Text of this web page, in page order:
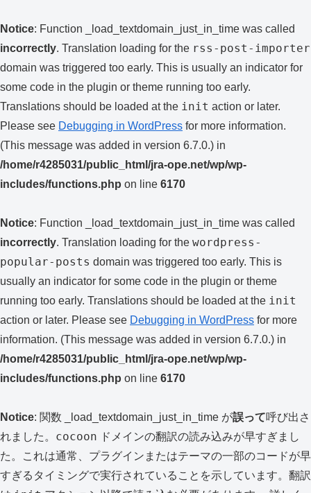
Notice: Function _load_textdomain_just_in_time was called
incorrectly. Translation loading for the rss-post-importer
domain was triggered too early. This is usually an indicator for
some code in the plugin or theme running too early.
Translations should be loaded at the init action or later.
Please see Debugging in WordPress for more information.
(This message was added in version 6.7.0.) in
/home/r4285031/public_html/jra-ope.net/wp/wp-
includes/functions.php on line 6170
Notice: Function _load_textdomain_just_in_time was called
incorrectly. Translation loading for the wordpress-
popular-posts domain was triggered too early. This is
usually an indicator for some code in the plugin or theme
running too early. Translations should be loaded at the init
action or later. Please see Debugging in WordPress for more
information. (This message was added in version 6.7.0.) in
/home/r4285031/public_html/jra-ope.net/wp/wp-
includes/functions.php on line 6170
Notice: 関数 _load_textdomain_just_in_time が誤って呼び出さ
れました。 cocoon ドメインの翻訳の読み込みが早すぎまし
た。これは通常、プラグインまたはテーマの一部のコードが早
すぎるタイミングで実行されていることを示しています。翻訳